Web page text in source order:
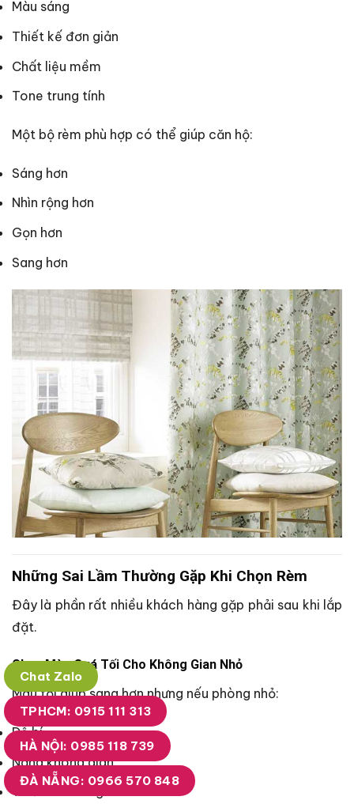
Màu sáng
Thiết kế đơn giản
Chất liệu mềm
Tone trung tính
Một bộ rèm phù hợp có thể giúp căn hộ:
Sáng hơn
Nhìn rộng hơn
Gọn hơn
Sang hơn
Những Sai Lầm Thường Gặp Khi Chọn Rèm
Đây là phần rất nhiều khách hàng gặp phải sau khi lắp
đặt.
Chọn Màu Quá Tối Cho Không Gian Nhỏ
Màu tối giúp sang hơn nhưng nếu phòng nhỏ:
Dễ bí
Nặng không gian
Thiếu ánh sáng
Chat Zalo
TPHCM: 0915 111 313
HÀ NỘI: 0985 118 739
ĐÀ NẴNG: 0966 570 848